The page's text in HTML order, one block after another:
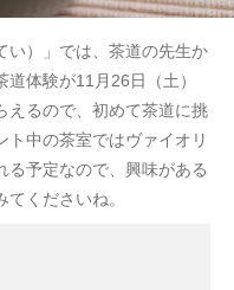
い）」では、茶道の先生か
体験が11月26日（土）
えるので、初めて茶道に挑
中の茶室ではヴァイオリ
る予定なので、興味がある
くださいね。